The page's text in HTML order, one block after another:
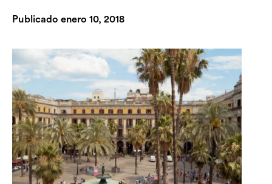
Publicado enero 10, 2018